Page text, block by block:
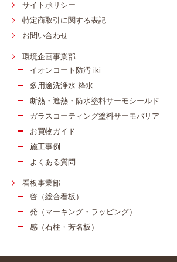
サイトポリシー
特定商取引に関する表記
お問い合わせ
環境企画事業部
イオンコート防汚 iki
多用途洗浄水 粋水
断熱・遮熱・防水塗料サーモシールド
ガラスコーティング塗料サーモバリア
お買物ガイド
施工事例
よくある質問
看板事業部
啓（総合看板）
発（マーキング・ラッピング）
感（石柱・芳名板）